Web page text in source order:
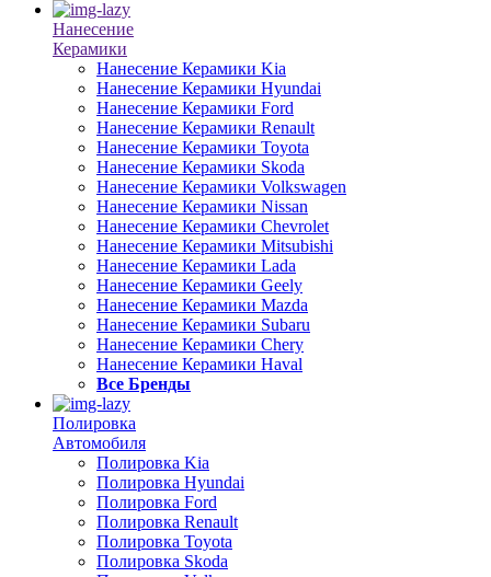
Нанесение
Керамики
Нанесение Керамики Kia
Нанесение Керамики Hyundai
Нанесение Керамики Ford
Нанесение Керамики Renault
Нанесение Керамики Toyota
Нанесение Керамики Skoda
Нанесение Керамики Volkswagen
Нанесение Керамики Nissan
Нанесение Керамики Chevrolet
Нанесение Керамики Mitsubishi
Нанесение Керамики Lada
Нанесение Керамики Geely
Нанесение Керамики Mazda
Нанесение Керамики Subaru
Нанесение Керамики Chery
Нанесение Керамики Haval
Все Бренды
Полировка
Автомобиля
Полировка Kia
Полировка Hyundai
Полировка Ford
Полировка Renault
Полировка Toyota
Полировка Skoda